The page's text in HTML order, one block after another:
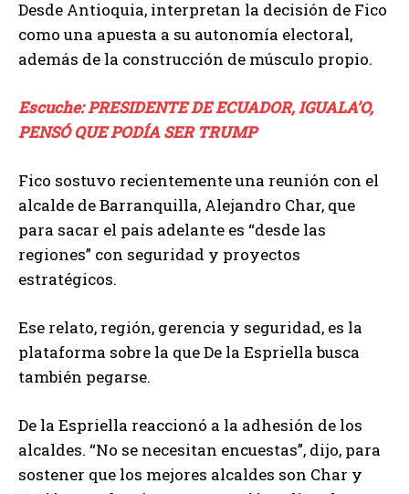
Desde Antioquia, interpretan la decisión de Fico
como una apuesta a su autonomía electoral,
además de la construcción de músculo propio.
Escuche: PRESIDENTE DE ECUADOR, IGUALA’O,
PENSÓ QUE PODÍA SER TRUMP
Fico sostuvo recientemente una reunión con el
alcalde de Barranquilla, Alejandro Char, que
para sacar el país adelante es “desde las
regiones” con seguridad y proyectos
estratégicos.
Ese relato, región, gerencia y seguridad, es la
plataforma sobre la que De la Espriella busca
también pegarse.
De la Espriella reaccionó a la adhesión de los
alcaldes. “No se necesitan encuestas”, dijo, para
sostener que los mejores alcaldes son Char y